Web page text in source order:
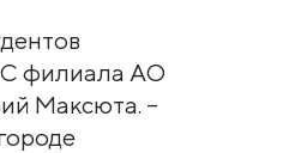
филиала АО
Максюта. –